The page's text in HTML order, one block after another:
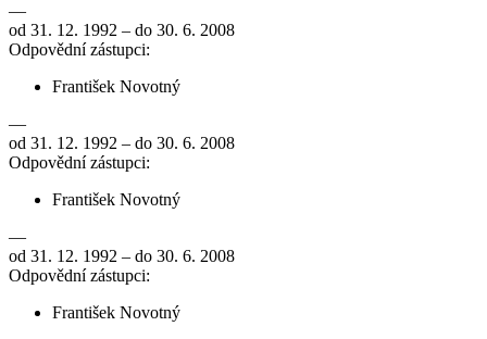
—
od 31. 12. 1992 – do 30. 6. 2008
Odpovědní zástupci:
František Novotný
—
od 31. 12. 1992 – do 30. 6. 2008
Odpovědní zástupci:
František Novotný
—
od 31. 12. 1992 – do 30. 6. 2008
Odpovědní zástupci:
František Novotný